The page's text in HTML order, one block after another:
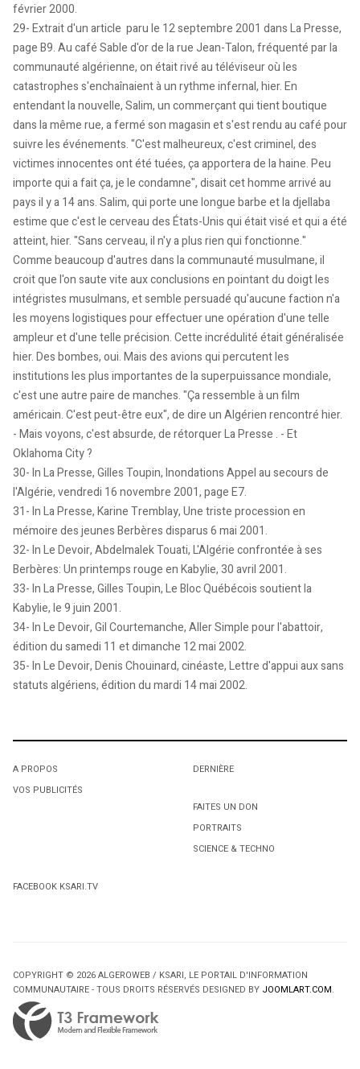
février 2000.
29- Extrait d'un article paru le 12 septembre 2001 dans La Presse,
page B9. Au café Sable d'or de la rue Jean-Talon, fréquenté par la
communauté algérienne, on était rivé au téléviseur où les
catastrophes s'enchaînaient à un rythme infernal, hier. En
entendant la nouvelle, Salim, un commerçant qui tient boutique
dans la même rue, a fermé son magasin et s'est rendu au café pour
suivre les événements. "C'est malheureux, c'est criminel, des
victimes innocentes ont été tuées, ça apportera de la haine. Peu
importe qui a fait ça, je le condamne", disait cet homme arrivé au
pays il y a 14 ans. Salim, qui porte une longue barbe et la djellaba
estime que c'est le cerveau des États-Unis qui était visé et qui a été
atteint, hier. "Sans cerveau, il n'y a plus rien qui fonctionne."
Comme beaucoup d'autres dans la communauté musulmane, il
croit que l'on saute vite aux conclusions en pointant du doigt les
intégristes musulmans, et semble persuadé qu'aucune faction n'a
les moyens logistiques pour effectuer une opération d'une telle
ampleur et d'une telle précision. Cette incrédulité était généralisée
hier. Des bombes, oui. Mais des avions qui percutent les
institutions les plus importantes de la superpuissance mondiale,
c'est une autre paire de manches. "Ça ressemble à un film
américain. C'est peut-être eux", de dire un Algérien rencontré hier.
- Mais voyons, c'est absurde, de rétorquer La Presse . - Et
Oklahoma City ?
30- In La Presse, Gilles Toupin, Inondations Appel au secours de
l'Algérie, vendredi 16 novembre 2001, page E7.
31- In La Presse, Karine Tremblay, Une triste procession en
mémoire des jeunes Berbères disparus 6 mai 2001.
32- In Le Devoir, Abdelmalek Touati, L'Algérie confrontée à ses
Berbères: Un printemps rouge en Kabylie, 30 avril 2001.
33- In La Presse, Gilles Toupin, Le Bloc Québécois soutient la
Kabylie, le 9 juin 2001.
34- In Le Devoir, Gil Courtemanche, Aller Simple pour l'abattoir,
édition du samedi 11 et dimanche 12 mai 2002.
35- In Le Devoir, Denis Chouinard, cinéaste, Lettre d'appui aux sans
statuts algériens, édition du mardi 14 mai 2002.
A PROPOS
VOS PUBLICITÉS
DERNIÈRE
FAITES UN DON
PORTRAITS
SCIENCE & TECHNO
FACEBOOK KSARI.TV
COPYRIGHT © 2026 ALGEROWEB / KSARI, LE PORTAIL D'INFORMATION
COMMUNAUTAIRE - TOUS DROITS RÉSERVÉS DESIGNED BY JOOMLART.COM.